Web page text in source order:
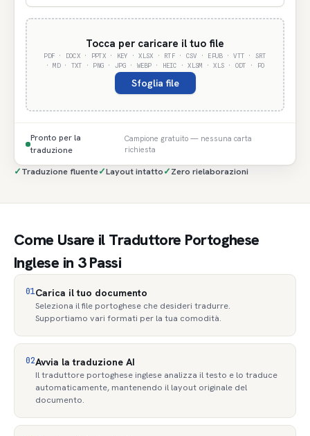
Tocca per caricare il tuo file
PDF · DOCX · PPTX · KEY · XLSX · RTF · CSV · EPUB · VTT · SRT
· MD · TXT · PNG · JPG · WEBP · HEIC · XLSM · XLS · ODT · PO
Sfoglia file
Pronto per la
traduzione
Campione gratuito — nessuna carta
richiesta
✓Traduzione fluente✓Layout intatto✓Zero rielaborazioni
Come Usare il Traduttore Portoghese
Inglese in 3 Passi
01Carica il tuo documento
Seleziona il file portoghese che desideri tradurre.
Supportiamo vari formati per la tua comodità.
02Avvia la traduzione AI
Il traduttore portoghese inglese analizza il testo e lo traduce
automaticamente, mantenendo il layout originale del
documento.